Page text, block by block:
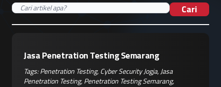
Cari
Jasa Penetration Testing Semarang
Tags:Penetration Testing,Cyber Security Jogja,Jasa
Penetration Testing,Penetration Testing Semarang,